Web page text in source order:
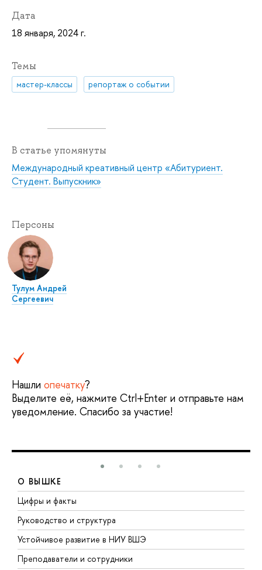
Дата
18 января, 2024 г.
Темы
мастер-классы репортаж о событии
В статье упомянуты
Международный креативный центр «Абитуриент.
Студент. Выпускник»
Персоны
Тулум Андрей
Сергеевич
Нашли опечатку?
Выделите её, нажмите Ctrl+Enter и отправьте нам
уведомление. Спасибо за участие!
О ВЫШКЕ
Цифры и факты
Руководство и структура
Устойчивое развитие в НИУ ВШЭ
Преподаватели и сотрудники